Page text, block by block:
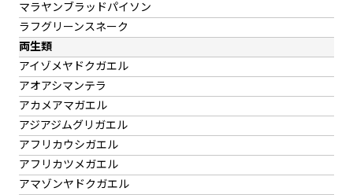
マラヤンブラッドパイソン
ラフグリーンスネーク
両生類
アイゾメヤドクガエル
アオアシマンテラ
アカメアマガエル
アジアジムグリガエル
アフリカウシガエル
アフリカツメガエル
アマゾンヤドクガエル